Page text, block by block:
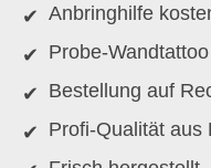
Anbringhilfe
Probe-
Bestellung auf
Profi-Qualität aus